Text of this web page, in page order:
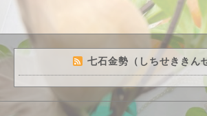
七石金勢（しちせききん